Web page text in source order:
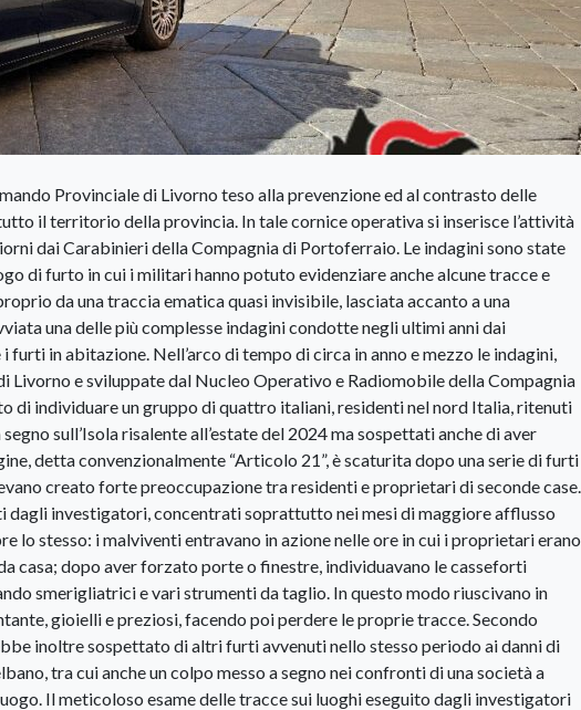
Provinciale di Livorno teso alla prevenzione ed al contrasto delle
il territorio della provincia. In tale cornice operativa si inserisce l’attività
dai Carabinieri della Compagnia di Portoferraio. Le indagini sono state
di furto in cui i militari hanno potuto evidenziare anche alcune tracce e
da una traccia ematica quasi invisibile, lasciata accanto a una
una delle più complesse indagini condotte negli ultimi anni dai
furti in abitazione. Nell’arco di tempo di circa in anno e mezzo le indagini,
Livorno e sviluppate dal Nucleo Operativo e Radiomobile della Compagnia
di individuare un gruppo di quattro italiani, residenti nel nord Italia, ritenuti
sull’Isola risalente all’estate del 2024 ma sospettati anche di aver
detta convenzionalmente “Articolo 21”, è scaturita dopo una serie di furti
creato forte preoccupazione tra residenti e proprietari di seconde case.
dagli investigatori, concentrati soprattutto nei mesi di maggiore afflusso
lo stesso: i malviventi entravano in azione nelle ore in cui i proprietari erano
casa; dopo aver forzato porte o finestre, individuavano le casseforti
smerigliatrici e vari strumenti da taglio. In questo modo riuscivano in
gioielli e preziosi, facendo poi perdere le proprie tracce. Secondo
inoltre sospettato di altri furti avvenuti nello stesso periodo ai danni di
tra cui anche un colpo messo a segno nei confronti di una società a
Il meticoloso esame delle tracce sui luoghi eseguito dagli investigatori